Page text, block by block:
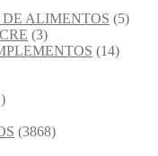
ALIMENTOS (5)
(3)
(14)
(3868)